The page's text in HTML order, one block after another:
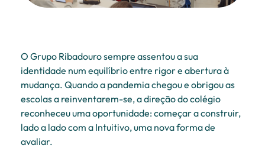
O Grupo Ribadouro sempre assentou a sua
identidade num equilíbrio entre rigor e abertura à
mudança. Quando a pandemia chegou e obrigou as
escolas a reinventarem-se, a direção do colégio
reconheceu uma oportunidade: começar a construir,
lado a lado com a Intuitivo, uma nova forma de
avaliar.